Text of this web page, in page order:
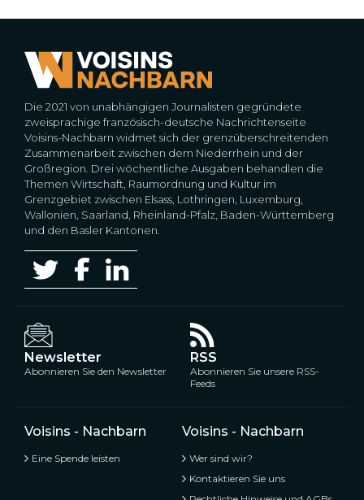
Die 2021 von unabhängigen Journalisten gegründete
zweisprachige französisch-deutsche Nachrichtenseite
Voisins-Nachbarn widmet sich der grenzüberschreitenden
Zusammenarbeit zwischen dem Niederrhein und der
Großregion. Drei wöchentliche Ausgaben behandlen die
Themen Wirtschaft, Raumordnung und Kultur im
Grenzgebiet zwischen Elsass, Lothringen, Luxemburg,
Wallonien, Saarland, Rheinland-Pfalz, Baden-Württemberg
und den Basler Kantonen.
Newsletter
Abonnieren Sie den Newsletter
RSS
Abonnieren Sie unsere RSS-
Feeds
Voisins - Nachbarn
Eine Spende leisten
Voisins - Nachbarn
Wer sind wir?
Kontaktieren Sie uns